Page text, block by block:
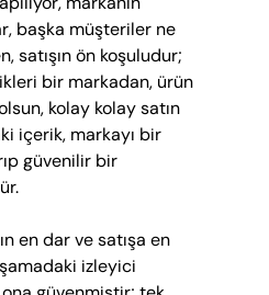
başka müşteriler ne
satışın ön koşuludur;
bir markadan, ürün
kolay kolay satın
içerik, markayı bir
güvenilir bir
en dar ve satışa en
izleyici